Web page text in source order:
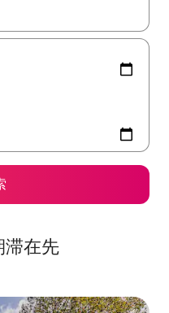
矢印キーを使って移動するか
在先